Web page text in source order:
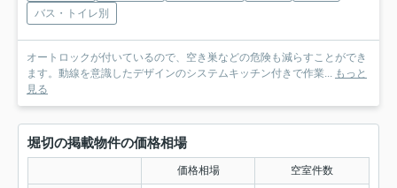
バス・トイレ別
オートロックが付いているので、空き巣などの危険も減らすことができ
ます。動線を意識したデザインのシステムキッチン付きで作業... もっと
見る
堀切の掲載物件の価格相場
価格相場 空室件数